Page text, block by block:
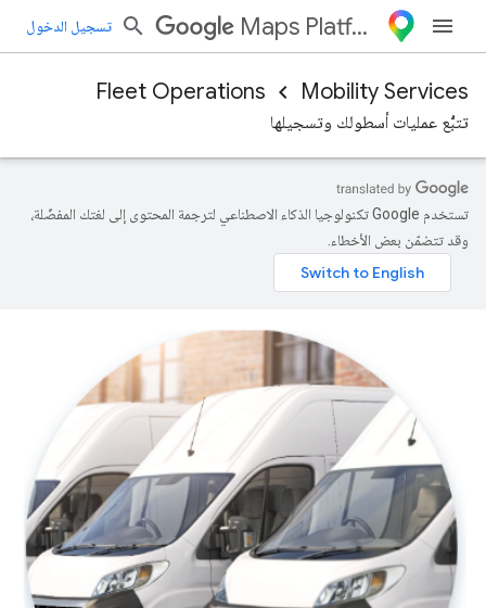
Maps Platform تسجيل الدخول
Mobility Services
Fleet Operations
تتبُّع عمليات أسطولك وتسجيلها
تستخدم Google تكنولوجيا الذكاء الاصطناعي لترجمة المحتوى إلى لغتك المفضّلة،
وقد تتضمّن بعض الأخطاء.